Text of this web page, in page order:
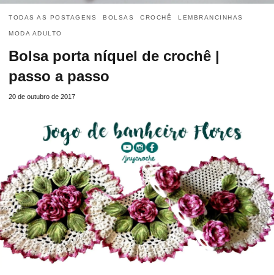
TODAS AS POSTAGENS BOLSAS CROCHÊ LEMBRANCINHAS
MODA ADULTO
Bolsa porta níquel de crochê |
passo a passo
20 de outubro de 2017